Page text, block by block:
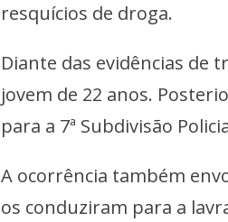
resquícios de droga.
Diante das evidências de
jovem de 22 anos.
para a 7ª Subdivisão
A ocorrência também
os conduziram para a